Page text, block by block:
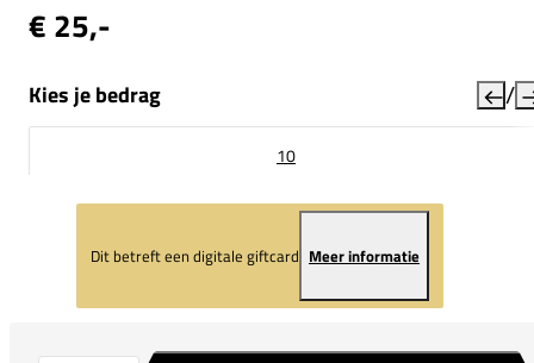
€ 25,-
Kies je bedrag /
10
Dit betreft een digitale giftcard Meer informatie